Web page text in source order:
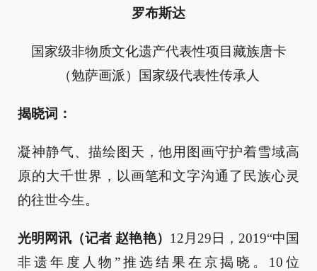
罗布斯达
国家级非物质文化遗产代表性项目藏族唐卡
（勉萨画派）国家级代表性传承人
揭晓词：
凝神静气、描绘图天，他用图画守护着雪域高
原的大千世界，以画笔和文字沟通了民族心灵
的往世今生。
光明网讯（记者 赵艳艳） 12月29日，2019“中国
非遗年度人物”推选结果在京揭晓。10位